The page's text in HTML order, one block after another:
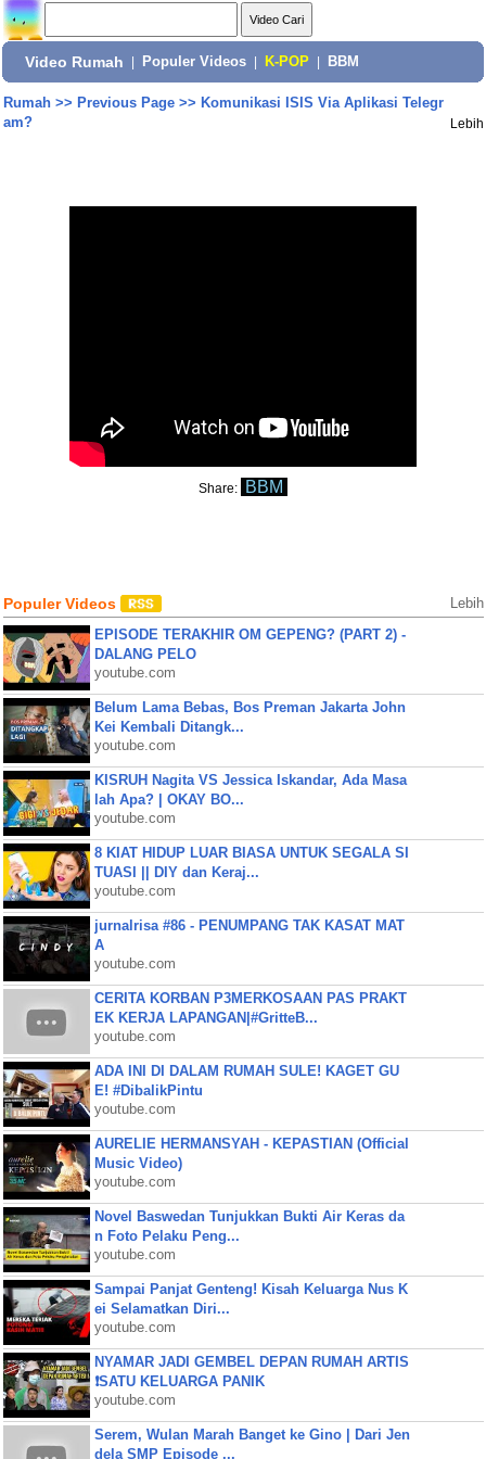
Video Rumah Populer Videos K-POP BBM
Rumah>> Previous Page>> Komunikasi ISIS Via Aplikasi Telegr
am?
Lebih
Share: BBM
Populer Videos Lebih
EPISODE TERAKHIR OM GEPENG? (PART 2) -
DALANG PELO
youtube.com
Belum Lama Bebas, Bos Preman Jakarta John
Kei Kembali Ditangk...
youtube.com
KISRUH Nagita VS Jessica Iskandar, Ada Masa
lah Apa? | OKAY BO...
youtube.com
8 KIAT HIDUP LUAR BIASA UNTUK SEGALA SI
TUASI || DIY dan Keraj...
youtube.com
jurnalrisa #86 - PENUMPANG TAK KASAT MAT
A
youtube.com
CERITA KORBAN P3MERKOSAAN PAS PRAKT
EK KERJA LAPANGAN|#GritteB...
youtube.com
ADA INI DI DALAM RUMAH SULE! KAGET GU
E! #DibalikPintu
youtube.com
AURELIE HERMANSYAH - KEPASTIAN (Official
Music Video)
youtube.com
Novel Baswedan Tunjukkan Bukti Air Keras da
n Foto Pelaku Peng...
youtube.com
Sampai Panjat Genteng! Kisah Keluarga Nus K
ei Selamatkan Diri...
youtube.com
NYAMAR JADI GEMBEL DEPAN RUMAH ARTIS
❗SATU KELUARGA PANIK
youtube.com
Serem, Wulan Marah Banget ke Gino | Dari Jen
dela SMP Episode ...